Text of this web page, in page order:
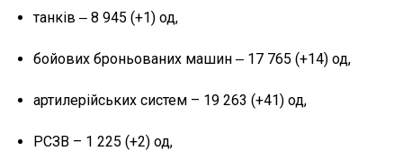
танків ‒ 8 945 (+1) од,
бойових броньованих машин ‒ 17 765 (+14) од,
артилерійських систем – 19 263 (+41) од,
РСЗВ – 1 225 (+2) од,